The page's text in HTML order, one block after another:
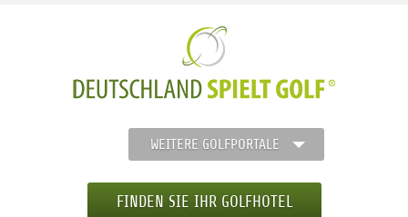
WEITERE GOLFPORTALE
FINDEN SIE IHR GOLFHOTEL